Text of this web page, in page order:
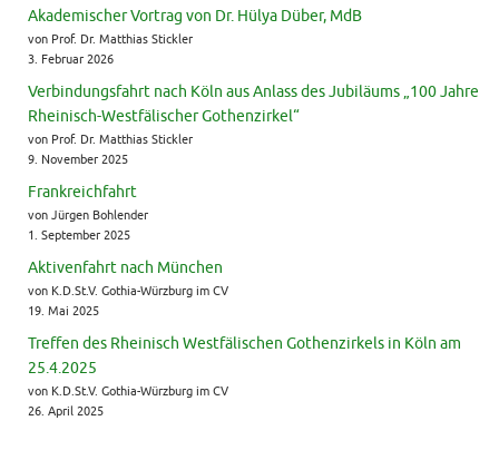
Akademischer Vortrag von Dr. Hülya Düber, MdB
von Prof. Dr. Matthias Stickler
3. Februar 2026
Verbindungsfahrt nach Köln aus Anlass des Jubiläums „100 Jahre
Rheinisch-Westfälischer Gothenzirkel“
von Prof. Dr. Matthias Stickler
9. November 2025
Frankreichfahrt
von Jürgen Bohlender
1. September 2025
Aktivenfahrt nach München
von K.D.St.V. Gothia-Würzburg im CV
19. Mai 2025
Treffen des Rheinisch Westfälischen Gothenzirkels in Köln am
25.4.2025
von K.D.St.V. Gothia-Würzburg im CV
26. April 2025